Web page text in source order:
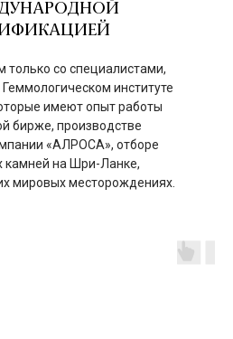
только со специалистами,
институте
имеют опыт работы
бирже, производстве
«АЛРОСА», отборе
камней на Шри-Ланке,
мировых месторождениях.